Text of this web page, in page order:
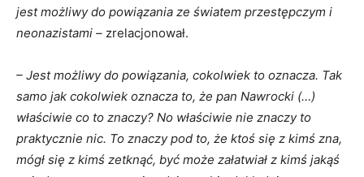
jest możliwy do powiązania ze światem przestępczym i
neonazistami – zrelacjonował.
– Jest możliwy do powiązania, cokolwiek to oznacza. Tak
samo jak cokolwiek oznacza to, że pan Nawrocki (…)
właściwie co to znaczy? No właściwie nie znaczy to
praktycznie nic. To znaczy pod to, że ktoś się z kimś zna,
mógł się z kimś zetknąć, być może załatwiał z kimś jakąś